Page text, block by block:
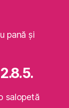
pană şi
salopetă